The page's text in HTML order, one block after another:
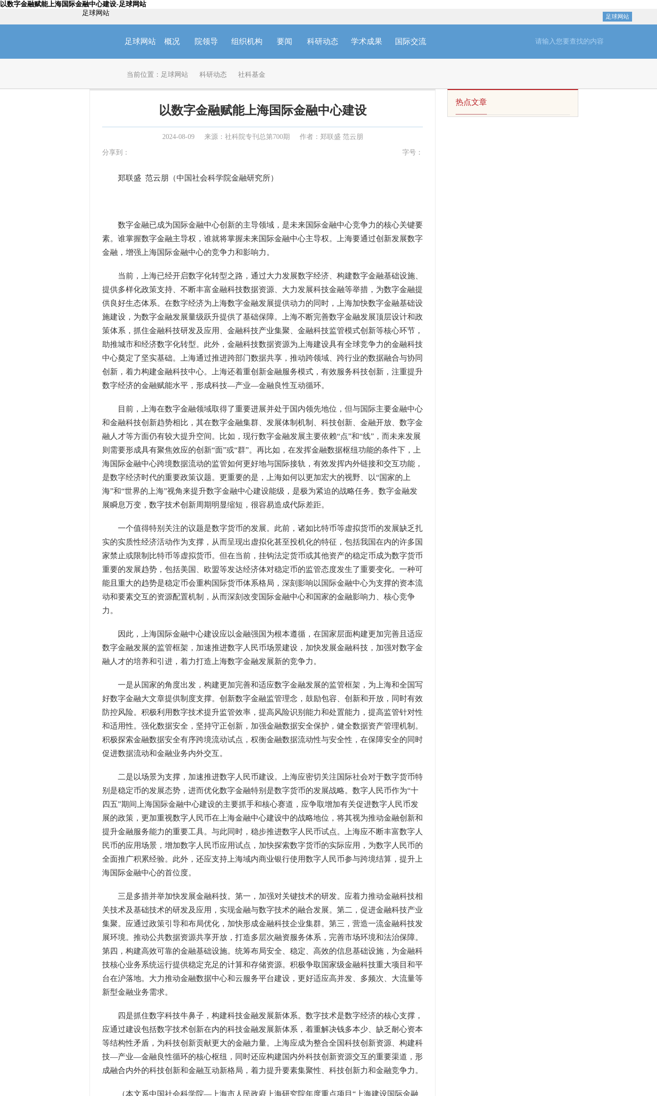
以数字金融赋能上海国际金融中心建设-足球网站
足球网站
足球网站
足球网站 概况 院领导 组织机构 要闻 科研动态 学术成果 国际交流
当前位置： 足球网站 科研动态 社科基金
以数字金融赋能上海国际金融中心建设
2024-08-09 来源：社科院专刊总第700期 作者：郑联盛 范云朋
分享到： 字号：
郑联盛 范云朋（中国社会科学院金融研究所）
数字金融已成为国际金融中心创新的主导领域，是未来国际金融中心竞争力的核心关键要
素。谁掌握数字金融主导权，谁就将掌握未来国际金融中心主导权。上海要通过创新发展数字
金融，增强上海国际金融中心的竞争力和影响力。
当前，上海已经开启数字化转型之路，通过大力发展数字经济、构建数字金融基础设施、
提供多样化政策支持、不断丰富金融科技数据资源、大力发展科技金融等举措，为数字金融提
供良好生态体系。在数字经济为上海数字金融发展提供动力的同时，上海加快数字金融基础设
施建设，为数字金融发展量级跃升提供了基础保障。上海不断完善数字金融发展顶层设计和政
策体系，抓住金融科技研发及应用、金融科技产业集聚、金融科技监管模式创新等核心环节，
助推城市和经济数字化转型。此外，金融科技数据资源为上海建设具有全球竞争力的金融科技
中心奠定了坚实基础。上海通过推进跨部门数据共享，推动跨领域、跨行业的数据融合与协同
创新，着力构建金融科技中心。上海还着重创新金融服务模式，有效服务科技创新，注重提升
数字经济的金融赋能水平，形成科技—产业—金融良性互动循环。
目前，上海在数字金融领域取得了重要进展并处于国内领先地位，但与国际主要金融中心
和金融科技创新趋势相比，其在数字金融集群、发展体制机制、科技创新、金融开放、数字金
融人才等方面仍有较大提升空间。比如，现行数字金融发展主要依赖“点”和“线”，而未来发展
则需要形成具有聚焦效应的创新“面”或“群”。再比如，在发挥金融数据枢纽功能的条件下，上
海国际金融中心跨境数据流动的监管如何更好地与国际接轨，有效发挥内外链接和交互功能，
是数字经济时代的重要政策议题。更重要的是，上海如何以更加宏大的视野、以“国家的上
海”和“世界的上海”视角来提升数字金融中心建设能级，是极为紧迫的战略任务。数字金融发
展瞬息万变，数字技术创新周期明显缩短，很容易造成代际差距。
一个值得特别关注的议题是数字货币的发展。此前，诸如比特币等虚拟货币的发展缺乏扎
实的实质性经济活动作为支撑，从而呈现出虚拟化甚至投机化的特征，包括我国在内的许多国
家禁止或限制比特币等虚拟货币。但在当前，挂钩法定货币或其他资产的稳定币成为数字货币
重要的发展趋势，包括美国、欧盟等发达经济体对稳定币的监管态度发生了重要变化。一种可
能且重大的趋势是稳定币会重构国际货币体系格局，深刻影响以国际金融中心为支撑的资本流
动和要素交互的资源配置机制，从而深刻改变国际金融中心和国家的金融影响力、核心竞争
力。
因此，上海国际金融中心建设应以金融强国为根本遵循，在国家层面构建更加完善且适应
数字金融发展的监管框架，加速推进数字人民币场景建设，加快发展金融科技，加强对数字金
融人才的培养和引进，着力打造上海数字金融发展新的竞争力。
一是从国家的角度出发，构建更加完善和适应数字金融发展的监管框架，为上海和全国写
好数字金融大文章提供制度支撑。创新数字金融监管理念，鼓励包容、创新和开放，同时有效
防控风险。积极利用数字技术提升监管效率，提高风险识别能力和处置能力，提高监管针对性
和适用性。强化数据安全，坚持守正创新，加强金融数据安全保护，健全数据资产管理机制。
积极探索金融数据安全有序跨境流动试点，权衡金融数据流动性与安全性，在保障安全的同时
促进数据流动和金融业务内外交互。
二是以场景为支撑，加速推进数字人民币建设。上海应密切关注国际社会对于数字货币特
别是稳定币的发展态势，进而优化数字金融特别是数字货币的发展战略。数字人民币作为“十
四五”期间上海国际金融中心建设的主要抓手和核心赛道，应争取增加有关促进数字人民币发
展的政策，更加重视数字人民币在上海金融中心建设中的战略地位，将其视为推动金融创新和
提升金融服务能力的重要工具。与此同时，稳步推进数字人民币试点。上海应不断丰富数字人
民币的应用场景，增加数字人民币应用试点，加快探索数字货币的实际应用，为数字人民币的
全面推广积累经验。此外，还应支持上海域内商业银行使用数字人民币参与跨境结算，提升上
海国际金融中心的首位度。
三是多措并举加快发展金融科技。第一，加强对关键技术的研发。应着力推动金融科技相
关技术及基础技术的研发及应用，实现金融与数字技术的融合发展。第二，促进金融科技产业
集聚。应通过政策引导和布局优化，加快形成金融科技企业集群。第三，营造一流金融科技发
展环境。推动公共数据资源共享开放，打造多层次融资服务体系，完善市场环境和法治保障。
第四，构建高效可靠的金融基础设施。统筹布局安全、稳定、高效的信息基础设施，为金融科
技核心业务系统运行提供稳定充足的计算和存储资源。积极争取国家级金融科技重大项目和平
台在沪落地。大力推动金融数据中心和云服务平台建设，更好适应高并发、多频次、大流量等
新型金融业务需求。
四是抓住数字科技牛鼻子，构建科技金融发展新体系。数字技术是数字经济的核心支撑，
应通过建设包括数字技术创新在内的科技金融发展新体系，着重解决钱多本少、缺乏耐心资本
等结构性矛盾，为科技创新贡献更大的金融力量。上海应成为整合全国科技创新资源、构建科
技—产业—金融良性循环的核心枢纽，同时还应构建国内外科技创新资源交互的重要渠道，形
成融合内外的科技创新和金融互动新格局，着力提升要素集聚性、科技创新力和金融竞争力。
（本文系中国社会科学院—上海市人民政府上海研究院年度重点项目“上海建设国际金融
热点文章